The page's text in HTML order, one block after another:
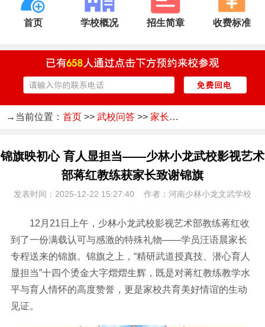
首页 学校概况 招生简章 收费标准
→当前位置： 首页 >> 武校问答 >> 家长感言
锦旗映初心 育人显担当——少林小龙武校影视艺术
部蒋红教练获家长致谢锦旗
发表时间：2025-12-22 15:27:40 作者：河南少林小龙文武学校
12月21日上午，少林小龙武校影视艺术部教练蒋红收
到了一份满载认可与感激的特殊礼物——学员汪语晨家长
专程送来的锦旗。锦旗之上，“精研武道授真技、潜心育人
显担当”十四个烫金大字熠熠生辉，既是对蒋红教练教学水
平与育人情怀的高度赞誉，更是家校共育美好情谊的生动
见证。